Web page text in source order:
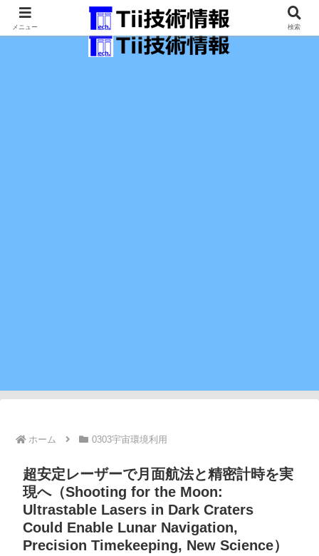
最新の科学技術の情報インフラ。
ホーム 0303宇宙環境利用
超安定レーザーで月面航法と精密計時を実
現へ（Shooting for the Moon:
Ultrastable Lasers in Dark Craters
Could Enable Lunar Navigation,
Precision Timekeeping, New Science）
メニュー 検索